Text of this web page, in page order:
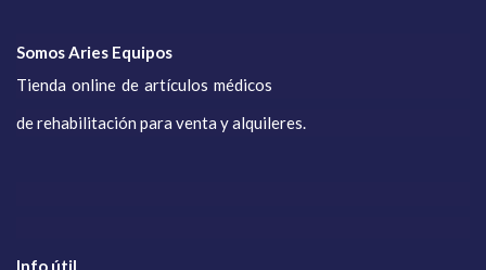
Somos Aries Equipos
Tienda online de artículos médicos
de rehabilitación para venta y alquileres.
Info útil